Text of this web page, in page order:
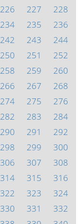
226 227
228
234 235
236
242 243
244
250 251
252
258 259
260
266 267
268
274 275
276
282 283
284
290 291
292
298 299
300
306 307
308
314 315
316
322 323
324
330 331
332